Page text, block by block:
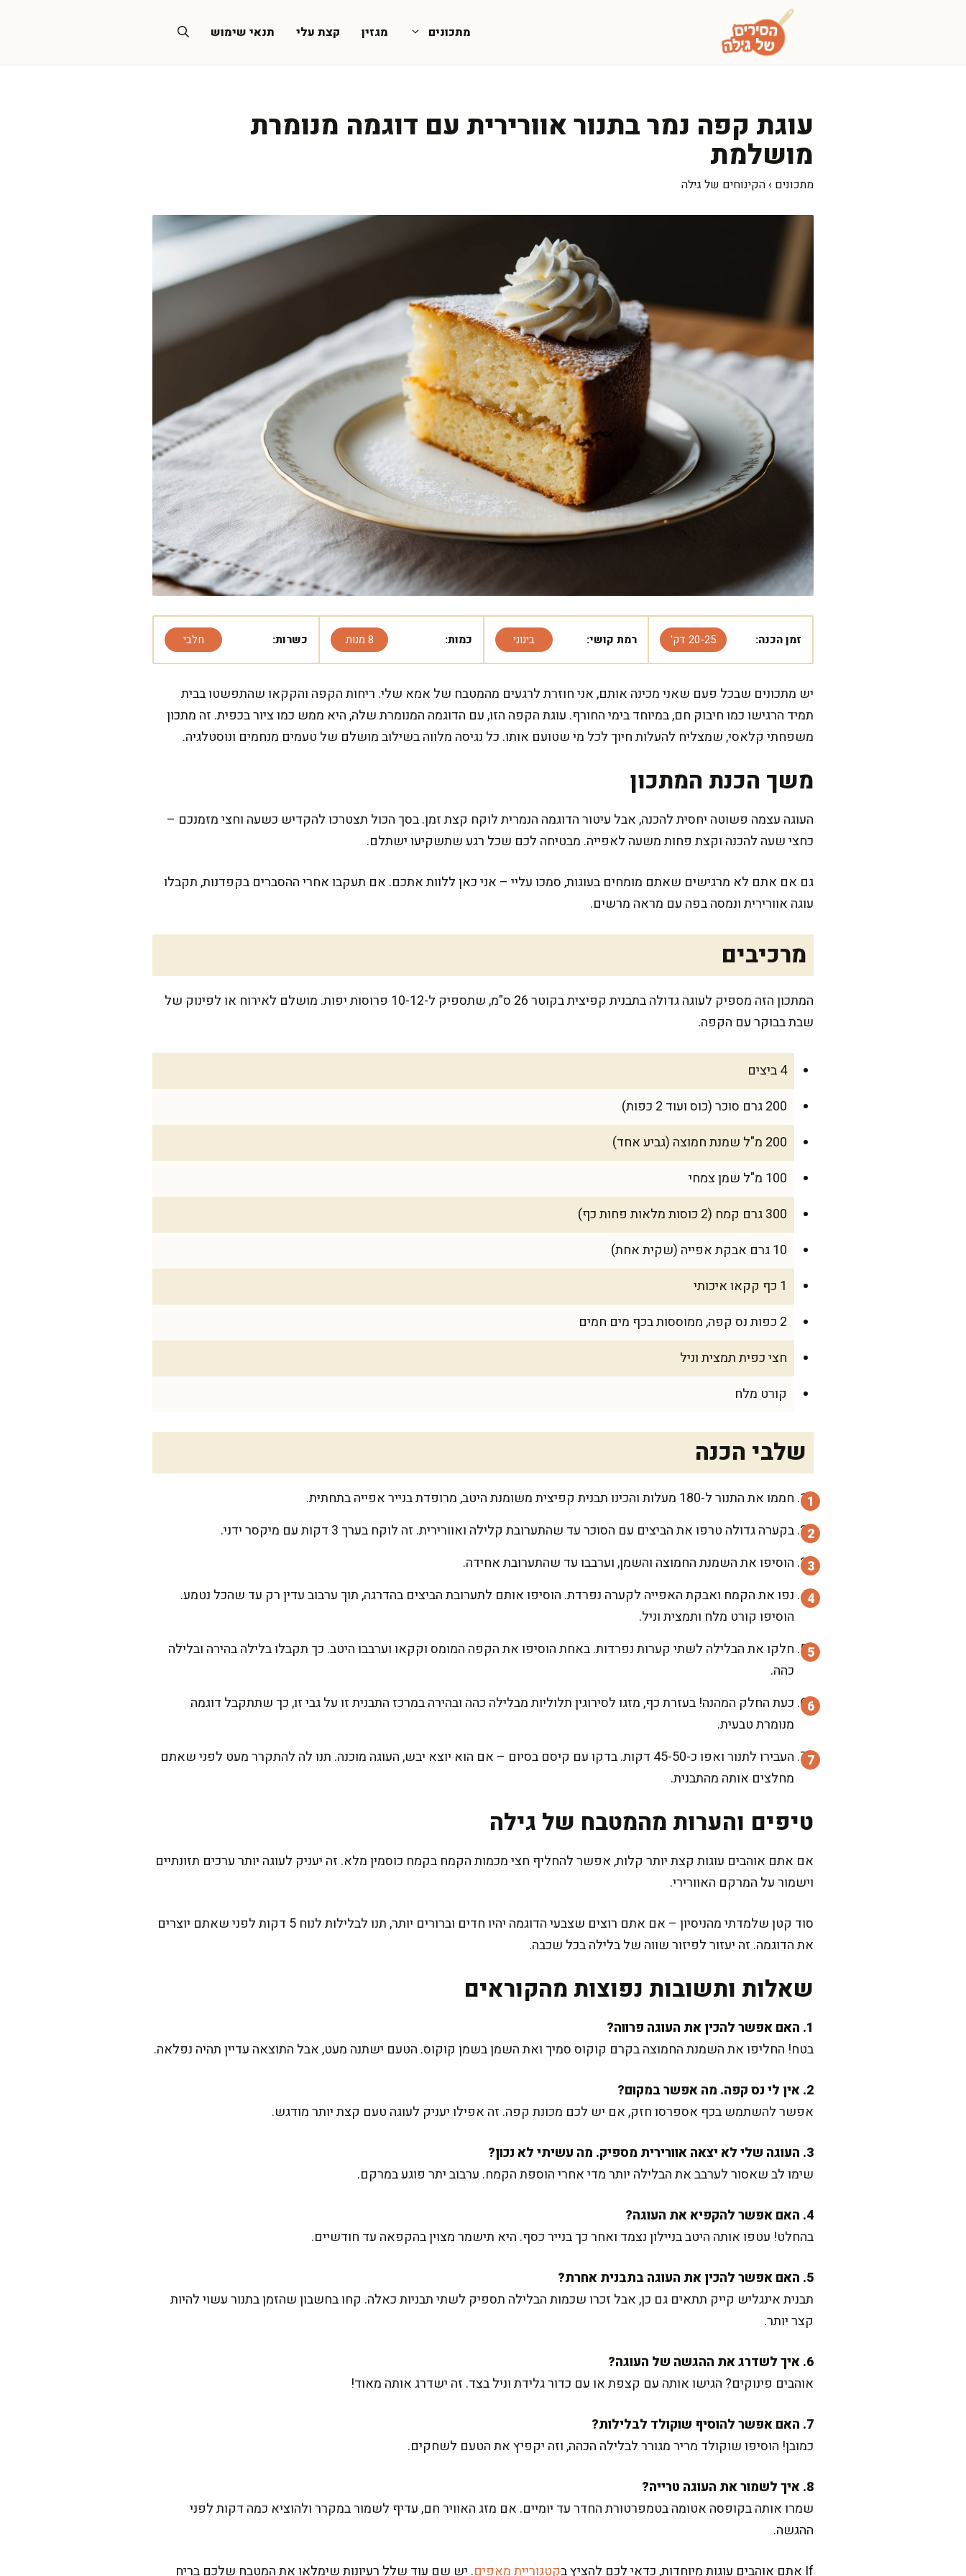
מתכונים מגזין קצת עלי תנאי שימוש
עוגת קפה נמר בתנור אוורירית עם דוגמה מנומרת
מושלמת
מתכונים › הקינוחים של גילה
זמן הכנה: 20-25 דק' רמת קושי: בינוני כמות: 8 מנות כשרות: חלבי
יש מתכונים שבכל פעם שאני מכינה אותם, אני חוזרת לרגעים מהמטבח של אמא שלי. ריחות הקפה והקקאו שהתפשטו בבית
תמיד הרגישו כמו חיבוק חם, במיוחד בימי החורף. עוגת הקפה הזו, עם הדוגמה המנומרת שלה, היא ממש כמו ציור בכפית. זה מתכון
משפחתי קלאסי, שמצליח להעלות חיוך לכל מי שטועם אותו. כל נגיסה מלווה בשילוב מושלם של טעמים מנחמים ונוסטלגיה.
משך הכנת המתכון
העוגה עצמה פשוטה יחסית להכנה, אבל עיטור הדוגמה הנמרית לוקח קצת זמן. בסך הכול תצטרכו להקדיש כשעה וחצי מזמנכם –
כחצי שעה להכנה וקצת פחות משעה לאפייה. מבטיחה לכם שכל רגע שתשקיעו ישתלם.
גם אם אתם לא מרגישים שאתם מומחים בעוגות, סמכו עליי – אני כאן ללוות אתכם. אם תעקבו אחרי ההסברים בקפדנות, תקבלו
עוגה אוורירית ונמסה בפה עם מראה מרשים.
מרכיבים
המתכון הזה מספיק לעוגה גדולה בתבנית קפיצית בקוטר 26 ס"מ, שתספיק ל-10-12 פרוסות יפות. מושלם לאירוח או לפינוק של
שבת בבוקר עם הקפה.
4 ביצים
200 גרם סוכר (כוס ועוד 2 כפות)
200 מ"ל שמנת חמוצה (גביע אחד)
100 מ"ל שמן צמחי
300 גרם קמח (2 כוסות מלאות פחות כף)
10 גרם אבקת אפייה (שקית אחת)
1 כף קקאו איכותי
2 כפות נס קפה, ממוססות בכף מים חמים
חצי כפית תמצית וניל
קורט מלח
שלבי הכנה
חממו את התנור ל-180 מעלות והכינו תבנית קפיצית משומנת היטב, מרופדת בנייר אפייה בתחתית.
בקערה גדולה טרפו את הביצים עם הסוכר עד שהתערובת קלילה ואוורירית. זה לוקח בערך 3 דקות עם מיקסר ידני.
הוסיפו את השמנת החמוצה והשמן, וערבבו עד שהתערובת אחידה.
נפו את הקמח ואבקת האפייה לקערה נפרדת. הוסיפו אותם לתערובת הביצים בהדרגה, תוך ערבוב עדין רק עד שהכל נטמע.
הוסיפו קורט מלח ותמצית וניל.
חלקו את הבלילה לשתי קערות נפרדות. באחת הוסיפו את הקפה המומס וקקאו וערבבו היטב. כך תקבלו בלילה בהירה ובלילה
כהה.
כעת החלק המהנה! בעזרת כף, מזגו לסירוגין תלוליות מבלילה כהה ובהירה במרכז התבנית זו על גבי זו, כך שתתקבל דוגמה
מנומרת טבעית.
העבירו לתנור ואפו כ-45-50 דקות. בדקו עם קיסם בסיום – אם הוא יוצא יבש, העוגה מוכנה. תנו לה להתקרר מעט לפני שאתם
מחלצים אותה מהתבנית.
טיפים והערות מהמטבח של גילה
אם אתם אוהבים עוגות קצת יותר קלות, אפשר להחליף חצי מכמות הקמח בקמח כוסמין מלא. זה יעניק לעוגה יותר ערכים תזונתיים
וישמור על המרקם האוורירי.
סוד קטן שלמדתי מהניסיון – אם אתם רוצים שצבעי הדוגמה יהיו חדים וברורים יותר, תנו לבלילות לנוח 5 דקות לפני שאתם יוצרים
את הדוגמה. זה יעזור לפיזור שווה של בלילה בכל שכבה.
שאלות ותשובות נפוצות מהקוראים
1. האם אפשר להכין את העוגה פרווה?
בטח! החליפו את השמנת החמוצה בקרם קוקוס סמיך ואת השמן בשמן קוקוס. הטעם ישתנה מעט, אבל התוצאה עדיין תהיה נפלאה.
2. אין לי נס קפה. מה אפשר במקום?
אפשר להשתמש בכף אספרסו חזק, אם יש לכם מכונת קפה. זה אפילו יעניק לעוגה טעם קצת יותר מודגש.
3. העוגה שלי לא יצאה אוורירית מספיק. מה עשיתי לא נכון?
שימו לב שאסור לערבב את הבלילה יותר מדי אחרי הוספת הקמח. ערבוב יתר פוגע במרקם.
4. האם אפשר להקפיא את העוגה?
בהחלט! עטפו אותה היטב בניילון נצמד ואחר כך בנייר כסף. היא תישמר מצוין בהקפאה עד חודשיים.
5. האם אפשר להכין את העוגה בתבנית אחרת?
תבנית אינגליש קייק תתאים גם כן, אבל זכרו שכמות הבלילה תספיק לשתי תבניות כאלה. קחו בחשבון שהזמן בתנור עשוי להיות
קצר יותר.
6. איך לשדרג את ההגשה של העוגה?
אוהבים פינוקים? הגישו אותה עם קצפת או עם כדור גלידת וניל בצד. זה ישדרג אותה מאוד!
7. האם אפשר להוסיף שוקולד לבלילות?
כמובן! הוסיפו שוקולד מריר מגורר לבלילה הכהה, וזה יקפיץ את הטעם לשחקים.
8. איך לשמור את העוגה טרייה?
שמרו אותה בקופסה אטומה בטמפרטורת החדר עד יומיים. אם מזג האוויר חם, עדיף לשמור במקרר ולהוציא כמה דקות לפני
ההגשה.
If אתם אוהבים עוגות מיוחדות, כדאי לכם להציץ ב קטגוריית מאפים. יש שם עוד שלל רעיונות שימלאו את המטבח שלכם בריח